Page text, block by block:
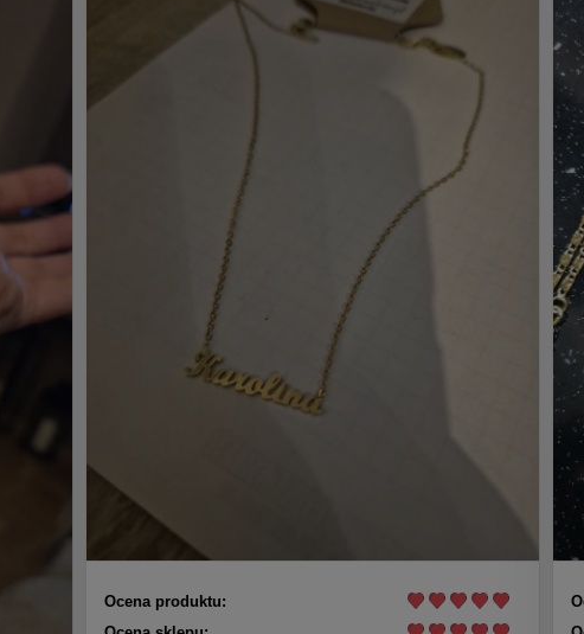
Ocena produktu: